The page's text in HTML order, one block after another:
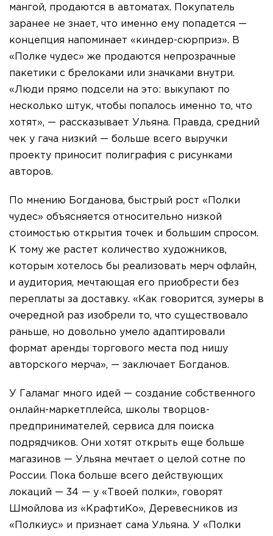
мангой, продаются в автоматах. Покупатель
заранее не знает, что именно ему попадется —
концепция напоминает «киндер-сюрприз». В
«Полке чудес» же продаются непрозрачные
пакетики с брелоками или значками внутри.
«Люди прямо подсели на это: выкупают по
несколько штук, чтобы попалось именно то, что
хотят», — рассказывает Ульяна. Правда, средний
чек у гача низкий — больше всего выручки
проекту приносит полиграфия с рисунками
авторов.
По мнению Богданова, быстрый рост «Полки
чудес» объясняется относительно низкой
стоимостью открытия точек и большим спросом.
К тому же растет количество художников,
которым хотелось бы реализовать мерч офлайн,
и аудитория, мечтающая его приобрести без
переплаты за доставку. «Как говорится, зумеры в
очередной раз изобрели то, что существовало
раньше, но довольно умело адаптировали
формат аренды торгового места под нишу
авторского мерча», — заключает Богданов.
У Галамаг много идей — создание собственного
онлайн-маркетплейса, школы творцов-
предпринимателей, сервиса для поиска
подрядчиков. Они хотят открыть еще больше
магазинов — Ульяна мечтает о целой сотне по
России. Пока больше всего действующих
локаций — 34 — у «Твоей полки», говорят
Шмойлова из «КрафтиКо», Деревесников из
«Полкиус» и признает сама Ульяна. У «Полки